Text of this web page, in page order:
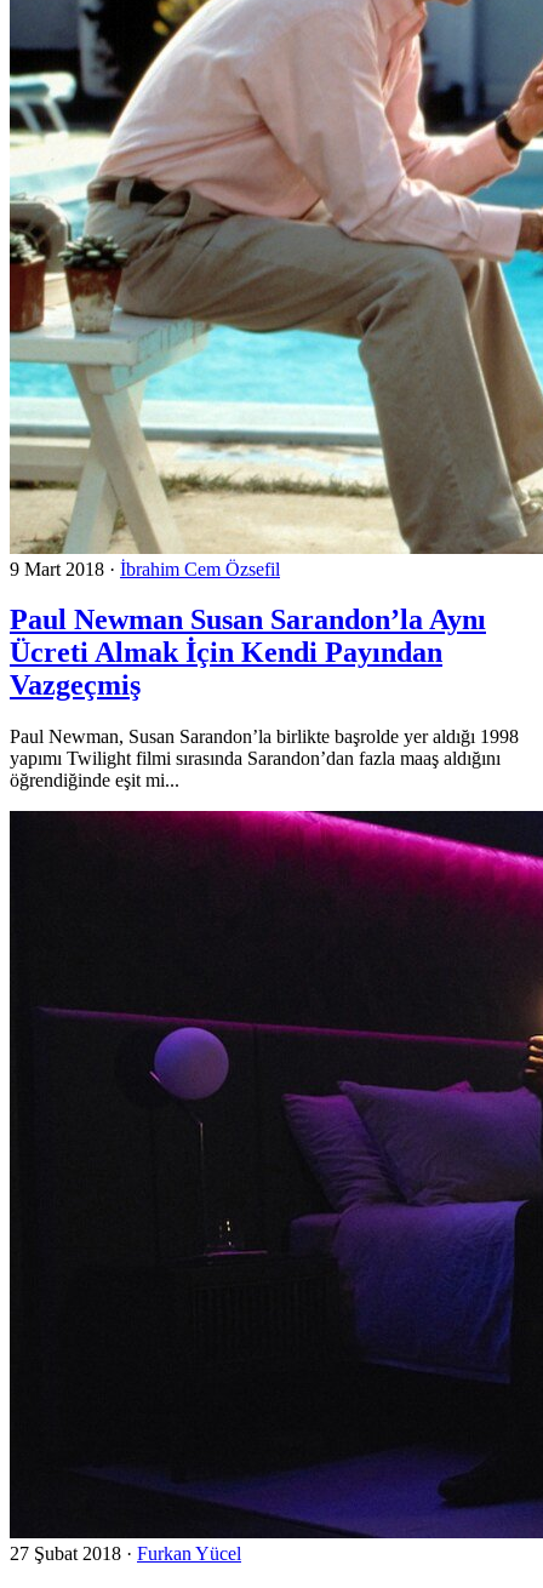
9 Mart 2018 · İbrahim Cem Özsefil
Paul Newman Susan Sarandon’la Aynı
Ücreti Almak İçin Kendi Payından
Vazgeçmiş
Paul Newman, Susan Sarandon’la birlikte başrolde yer aldığı 1998
yapımı Twilight filmi sırasında Sarandon’dan fazla maaş aldığını
öğrendiğinde eşit mi...
27 Şubat 2018 · Furkan Yücel